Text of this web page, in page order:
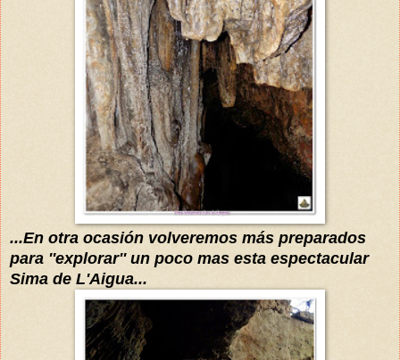
...En otra ocasión volveremos más preparados
para ''explorar'' un poco mas esta espectacular
Sima de L'Aigua...